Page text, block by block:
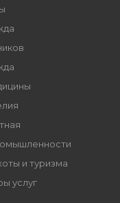
и туризма
услуг